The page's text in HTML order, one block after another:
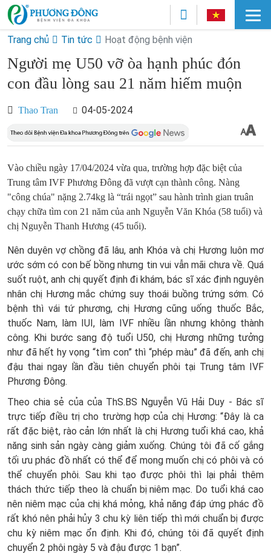
Trang chủ Tin tức Hoạt động bệnh viện
Người mẹ U50 vỡ òa hạnh phúc đón
con đầu lòng sau 21 năm hiếm muộn
Thao Tran 04-05-2024
Vào chiều ngày 17/04/2024 vừa qua, trường hợp đặc biệt của
Trung tâm IVF Phương Đông đã vượt cạn thành công. Nàng
"công chúa" nặng 2.74kg là “trái ngọt” sau hành trình gian truân
chạy chữa tìm con 21 năm của anh Nguyễn Văn Khóa (58 tuổi) và
chị Nguyễn Thanh Hương (45 tuổi).
Nên duyên vợ chồng đã lâu, anh Khóa và chị Hương luôn mơ
ước sớm có con bế bồng nhưng tin vui vẫn mãi chưa về. Quá
suốt ruột, anh chị quyết định đi khám, bác sĩ xác định nguyên
nhân chị Hương mắc chứng suy thoái buồng trứng sớm. Có
bệnh thì vái tứ phương, chị Hương cũng uống thuốc Bắc,
thuốc Nam, làm IUI, làm IVF nhiều lần nhưng không thành
công. Khi bước sang độ tuổi U50, chị Hương những tưởng
như đã hết hy vọng “tìm con” thì “phép màu” đã đến, anh chị
đậu thai ngay lần đầu tiên chuyển phôi tại Trung tâm IVF
Phương Đông.
Theo chia sẻ của của ThS.BS Nguyễn Vũ Hải Duy - Bác sĩ
trực tiếp điều trị cho trường hợp của chị Hương: “Đây là ca
rất đặc biệt, rào cản lớn nhất là chị Hương tuổi khá cao, khả
năng sinh sản ngày càng giảm xuống. Chúng tôi đã cố gắng
tối ưu phác đồ nhất có thể để mong muốn chị có phôi và có
thể chuyển phôi. Sau khi tạo được phôi thì lại phải thêm
thách thức tiếp theo là chuẩn bị niêm mạc. Do tuổi khá cao
nên niêm mạc của chị khá mỏng, khả năng đáp ứng phác đồ
rất khó nên phải hủy 3 chu kỳ liên tiếp thì mới chuẩn bị được
chu kỳ niêm mạc ổn định. Khi đó, chúng tôi đã quyết định
chuyển 2 phôi ngày 5 và đậu được 1 bạn”.